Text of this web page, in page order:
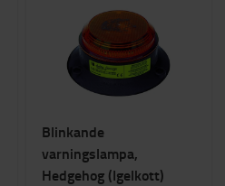
Blinkande
varningslampa,
Hedgehog (Igelkott)